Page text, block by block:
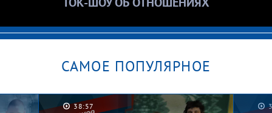
САМОЕ ПОПУЛЯРНОЕ
38:57